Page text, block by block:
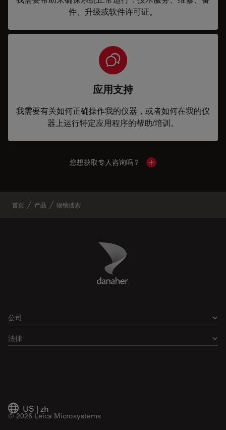
件、升级或软件许可证。
应用支持
我需要有关如何正确操作我的仪器，或者如何在我的仪
器上运行特定应用程序的帮助/培训。
您想获取专人咨询吗？ Show local contacts
首页 产品 物镜搜索
Danaher Logo
公司
法律
US | zh
© 2026 Leica Microsystems